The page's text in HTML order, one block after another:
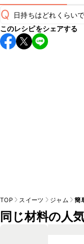
Q 日持ちはどれくらい
保存期間は冷蔵で1週
上がりください。
このレシピをシェアする
TOP スイーツ ジャム 簡
同じ材料の人